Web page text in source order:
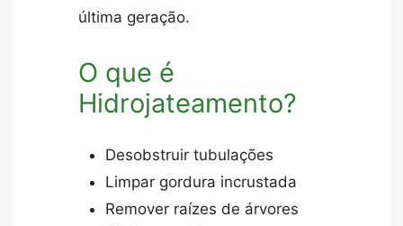
última geração.
O que é
Hidrojateamento?
Desobstruir tubulações
Limpar gordura incrustada
Remover raízes de árvores